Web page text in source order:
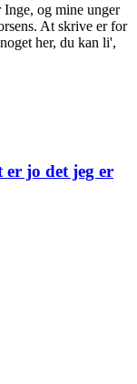
og mine unger
At skrive er for
her, du kan li',
jo det jeg er